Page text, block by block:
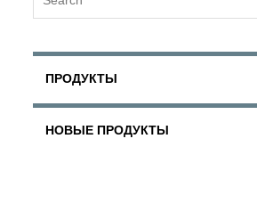
ПРОДУКТЫ
НОВЫЕ ПРОДУКТЫ